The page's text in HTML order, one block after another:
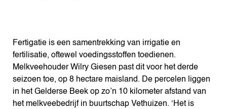
Fertigatie is een samentrekking van irrigatie en
fertilisatie, oftewel voedingsstoffen toedienen.
Melkveehouder Wilry Giesen past dit voor het derde
seizoen toe, op 8 hectare maisland. De percelen liggen
in het Gelderse Beek op zo’n 10 kilometer afstand van
het melkveebedrijf in buurtschap Vethuizen. ‘Het is